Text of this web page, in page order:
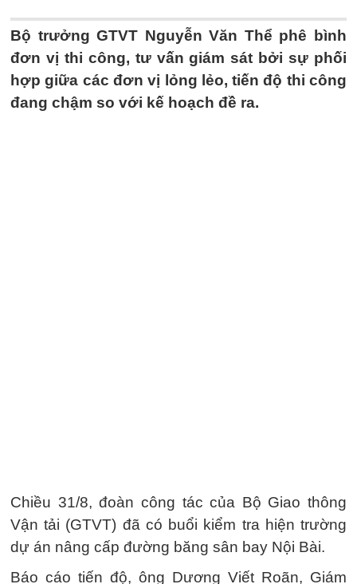
Bộ trưởng GTVT Nguyễn Văn Thể phê bình
đơn vị thi công, tư vấn giám sát bởi sự phối
hợp giữa các đơn vị lỏng lẻo, tiến độ thi công
đang chậm so với kế hoạch đề ra.
Chiều 31/8, đoàn công tác của Bộ Giao thông
Vận tải (GTVT) đã có buổi kiểm tra hiện trường
dự án nâng cấp đường băng sân bay Nội Bài.
Báo cáo tiến độ, ông Dương Viết Roãn, Giám